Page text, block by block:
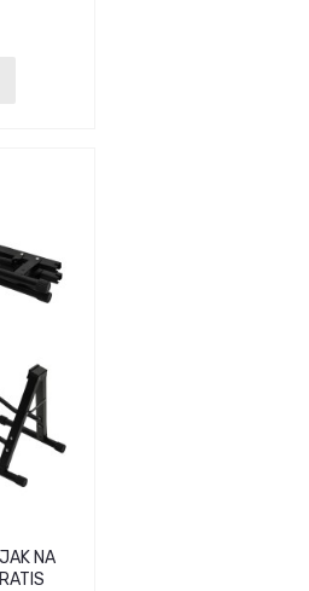
NA